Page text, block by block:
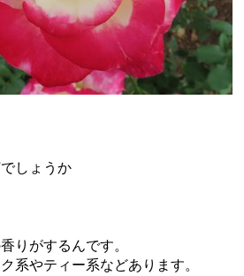
しょうか
りがするんです。
系やティー系などあります。